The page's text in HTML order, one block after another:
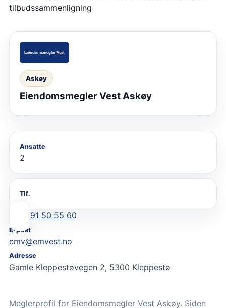
tilbudssammenligning
Askøy
Eiendomsmegler Vest Askøy
Ansatte
2
Tlf.
91 50 55 60
E-post
emv@emvest.no
Adresse
Gamle Kleppestøvegen 2, 5300 Kleppestø
Meglerprofil for Eiendomsmegler Vest Askøy. Siden